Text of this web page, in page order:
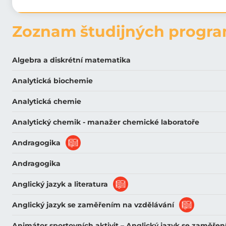
Zoznam študijných
Algebra a diskrétní matematika
Analytická biochemie
Analytická chemie
Analytický chemik - manažer chemické laboratoře
Andragogika
Andragogika
Anglický jazyk a literatura
Anglický jazyk se zaměřením na vzdělávání